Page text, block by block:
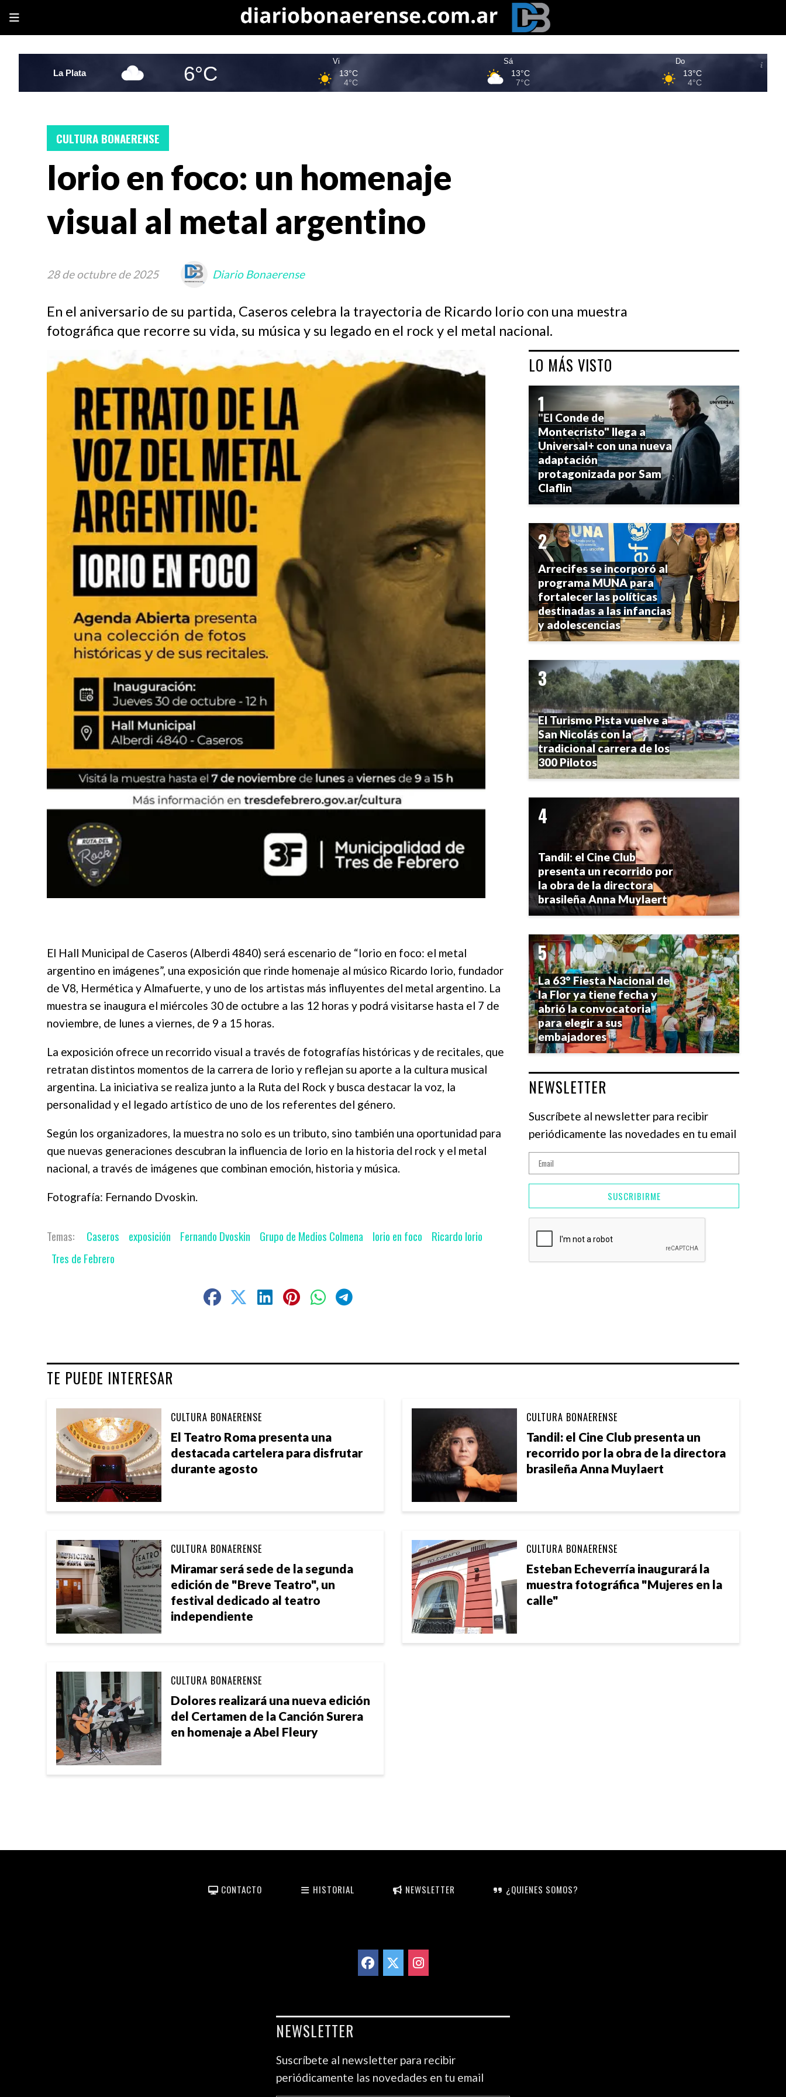
La Plata 6°C
Vi
13°C
4°C
Sá
13°C
7°C
Do
13°C
4°C
Iorio en foco: un homenaje
visual al metal argentino
En el aniversario de su partida, Caseros celebra la trayectoria de Ricardo Iorio con una muestra
fotográfica que recorre su vida, su música y su legado en el rock y el metal nacional.
CULTURA BONAERENSE
28 de octubre de 2025 Diario Bonaerense
El Hall Municipal de Caseros (Alberdi 4840) será escenario de “Iorio en foco: el metal
argentino en imágenes”, una exposición que rinde homenaje al músico Ricardo Iorio, fundador
de V8, Hermética y Almafuerte, y uno de los artistas más influyentes del metal argentino. La
muestra se inaugura el miércoles 30 de octubre a las 12 horas y podrá visitarse hasta el 7 de
noviembre, de lunes a viernes, de 9 a 15 horas.
La exposición ofrece un recorrido visual a través de fotografías históricas y de recitales, que
retratan distintos momentos de la carrera de Iorio y reflejan su aporte a la cultura musical
argentina. La iniciativa se realiza junto a la Ruta del Rock y busca destacar la voz, la
personalidad y el legado artístico de uno de los referentes del género.
Según los organizadores, la muestra no solo es un tributo, sino también una oportunidad para
que nuevas generaciones descubran la influencia de Iorio en la historia del rock y el metal
nacional, a través de imágenes que combinan emoción, historia y música.
Fotografía: Fernando Dvoskin.
Caseros exposición Fernando Dvoskin Grupo de Medios Colmena Iorio en foco
Ricardo Iorio
Tres de Febrero
TE PUEDE INTERESAR
El Teatro Roma presenta una
destacada cartelera para disfrutar
durante agosto
CULTURA BONAERENSE
Tandil: el Cine Club presenta un
recorrido por la obra de la directora
brasileña Anna Muylaert
CULTURA BONAERENSE
Miramar será sede de la segunda
edición de "Breve Teatro", un
festival dedicado al teatro
independiente
CULTURA BONAERENSE
Esteban Echeverría inaugurará la
muestra fotográfica "Mujeres en la
calle"
CULTURA BONAERENSE
Dolores realizará una nueva edición
del Certamen de la Canción Surera
en homenaje a Abel Fleury
CULTURA BONAERENSE
LO MÁS VISTO
"El Conde de
Montecristo" llega a
Universal+ con una nueva
adaptación
protagonizada por Sam
Claflin
Arrecifes se incorporó al
programa MUNA para
fortalecer las políticas
destinadas a las infancias
y adolescencias
El Turismo Pista vuelve a
San Nicolás con la
tradicional carrera de los
300 Pilotos
Tandil: el Cine Club
presenta un recorrido por
la obra de la directora
brasileña Anna Muylaert
La 63° Fiesta Nacional de
la Flor ya tiene fecha y
abrió la convocatoria
para elegir a sus
embajadores
NEWSLETTER
Suscríbete al newsletter para recibir
periódicamente las novedades en tu email
SUSCRIBIRME
CONTACTO HISTORIAL NEWSLETTER ¿QUIENES SOMOS?
NEWSLETTER
Suscríbete al newsletter para recibir
periódicamente las novedades en tu email